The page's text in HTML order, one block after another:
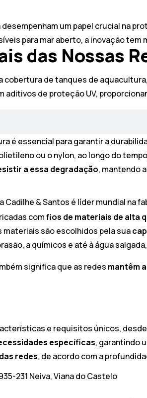
Cadilhe & Santos é líder mundial
231 Neiva, Viana do Castelo
um papel crucial na
para mar aberto, a inovação
das Nossas
cobertura de tanques de
aditivos de proteção UV,
é essencial para garantir a
ou o nylon, ao longo do
a essa degradação, mantendo
comfios de materiais de alta
são escolhidos pela sua
a químicos e até à água
significa que as redes mantêm
e requisitos únicos,
específicas, garantindo
redes, de acordo com a